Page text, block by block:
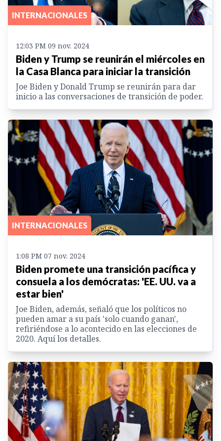
INTERNACIONALES
12:03 PM 09 nov. 2024
Biden y Trump se reunirán el miércoles en
la Casa Blanca para iniciar la transición
Joe Biden y Donald Trump se reunirán para dar
inicio a las conversaciones de transición de poder.
INTERNACIONALES
1:08 PM 07 nov. 2024
Biden promete una transición pacífica y
consuela a los demócratas: 'EE. UU. va a
estar bien'
Joe Biden, además, señaló que los políticos no
pueden amar a su país 'solo cuando ganan',
refiriéndose a lo acontecido en las elecciones de
2020. Aquí los detalles.